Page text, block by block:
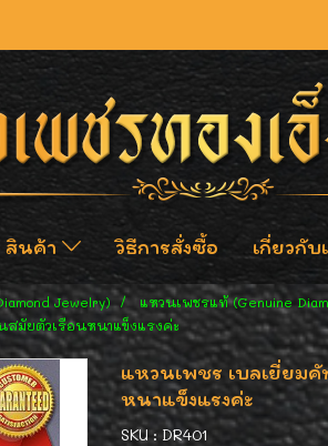
สินค้า วิธีการสั่งซื้อ เกี่ยวกับ
Jewelry)
แหวนเพชรแท้ (Genuine
สมัยตัวเรือนหนาแข็งแรงค่ะ
แหวนเพชร เบลเยี่ยม
หนาแข็งแรงค่ะ
SKU : DR401